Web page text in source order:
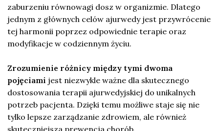
zaburzeniu równowagi dosz w organizmie. Dlatego
jednym z głównych celów ajurwedy jest przywrócenie
tej harmonii poprzez odpowiednie terapie oraz
modyfikacje w codziennym życiu.
Zrozumienie różnicy między tymi dwoma
pojęciami jest niezwykle ważne dla skutecznego
dostosowania terapii ajurwedyjskiej do unikalnych
potrzeb pacjenta. Dzięki temu możliwe staje się nie
tylko lepsze zarządzanie zdrowiem, ale również
skuteczniejsza prewencja chorób.